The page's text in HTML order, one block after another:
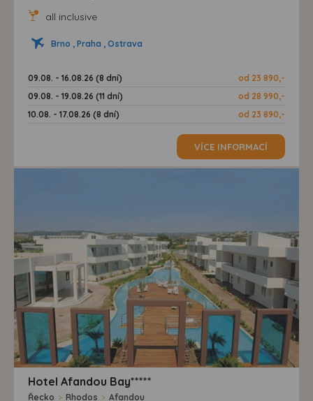
all inclusive
Brno , Praha , Ostrava
09.08. - 16.08.26 (8 dní)
od 23 890,-
09.08. - 19.08.26 (11 dní)
od 28 990,-
10.08. - 17.08.26 (8 dní)
od 23 890,-
VÍCE INFORMACÍ
Hotel Afandou Bay*****
Řecko > Rhodos > Afandou